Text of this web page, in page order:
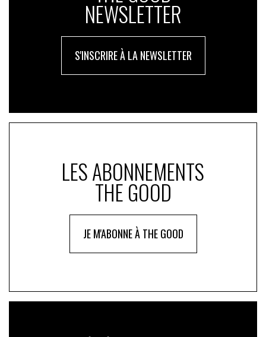
NEWSLETTER
S'INSCRIRE À LA NEWSLETTER
LES ABONNEMENTS
THE GOOD
JE M'ABONNE À THE GOOD